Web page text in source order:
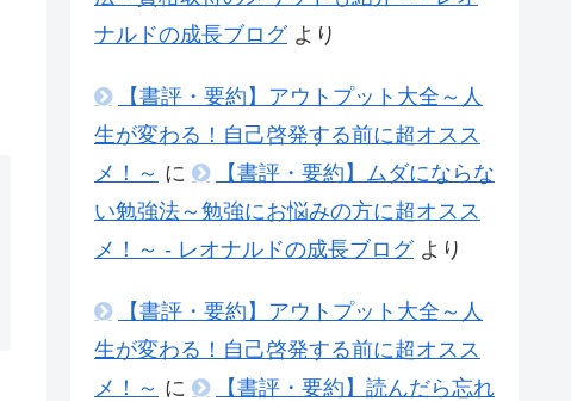
ナルドの成長ブログより
【書評・要約】アウトプット大全～人
生が変わる！自己啓発する前に超オスス
メ！～ に
【書評・要約】ムダにならな
い勉強法～勉強にお悩みの方に超オスス
メ！～ - レオナルドの成長ブログより
【書評・要約】アウトプット大全～人
生が変わる！自己啓発する前に超オスス
メ！～ に
【書評・要約】読んだら忘れ